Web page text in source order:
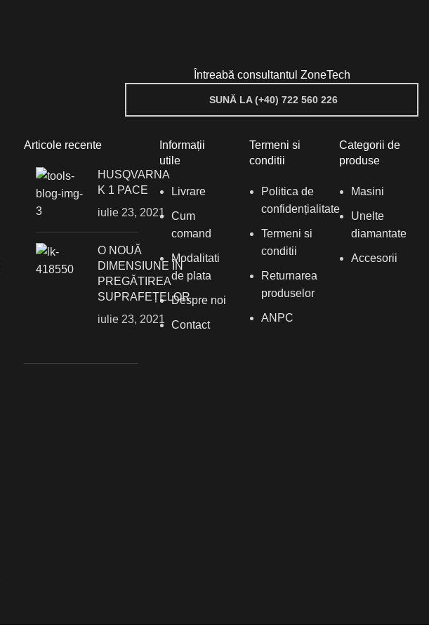
Întreabă consultantul ZoneTech
SUNĂ LA (+40) 722 560 226
Articole recente
HUSQVARNA
K 1 PACE
iulie 23, 2021
О NOUĂ
DIMENSIUNE ÎN
PREGĂTIREA
SUPRAFEȚELOR
iulie 23, 2021
Informații
utile
Livrare
Cum
comand
Modalitati
de plata
Despre noi
Contact
Termeni si
conditii
Politica de
confidențialitate
Termeni si
conditii
Returnarea
produselor
ANPC
Categorii de
produse
Masini
Unelte
diamantate
Accesorii